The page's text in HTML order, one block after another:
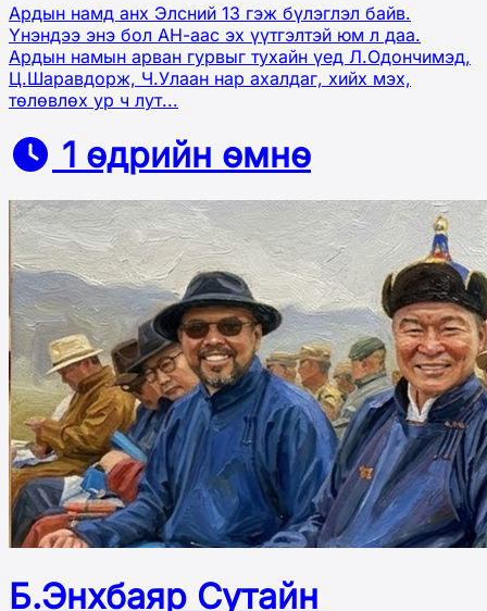
Ардын намд анх Элсний 13 гэж бүлэглэл байв.
Үнэндээ энэ бол АН-аас эх үүтгэлтэй юм л даа.
Ардын намын арван гурвыг тухайн үед Л.Одончимэд,
Ц.Шаравдорж, Ч.Улаан нар ахалдаг, хийх мэх,
төлөвлөх ур ч лут...
1 өдрийн өмнө
Б.Энхбаяр Сутайн